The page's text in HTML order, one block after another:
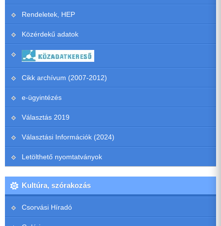
Rendeletek, HEP
Közérdekű adatok
Cikk archívum (2007-2012)
e-ügyintézés
Választás 2019
Választási Információk (2024)
Letölthető nyomtatványok
Kultúra, szórakozás
Csorvási Híradó